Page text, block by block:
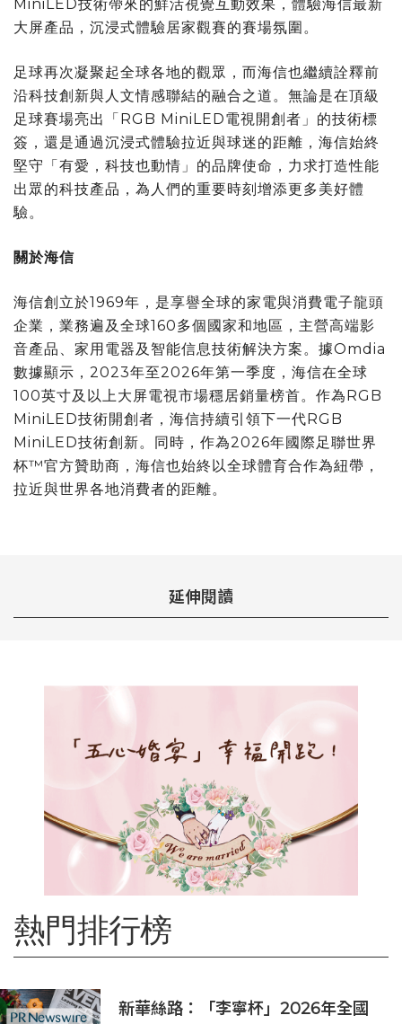
MiniLED技術帶來的鮮活視覺互動效果，體驗海信最新
大屏產品，沉浸式體驗居家觀賽的賽場氛圍。
足球再次凝聚起全球各地的觀眾，而海信也繼續詮釋前
沿科技創新與人文情感聯結的融合之道。無論是在頂級
足球賽場亮出「RGB MiniLED電視開創者」的技術標
簽，還是通過沉浸式體驗拉近與球迷的距離，海信始終
堅守「有愛，科技也動情」的品牌使命，力求打造性能
出眾的科技產品，為人們的重要時刻增添更多美好體
驗。
關於海信
海信創立於1969年，是享譽全球的家電與消費電子龍頭
企業，業務遍及全球160多個國家和地區，主營高端影
音產品、家用電器及智能信息技術解決方案。據Omdia
數據顯示，2023年至2026年第一季度，海信在全球
100英寸及以上大屏電視市場穩居銷量榜首。作為RGB
MiniLED技術開創者，海信持續引領下一代RGB
MiniLED技術創新。同時，作為2026年國際足聯世界
杯™官方贊助商，海信也始終以全球體育合作為紐帶，
拉近與世界各地消費者的距離。
延伸閱讀
熱門排行榜
新華絲路：「李寧杯」2026年全國